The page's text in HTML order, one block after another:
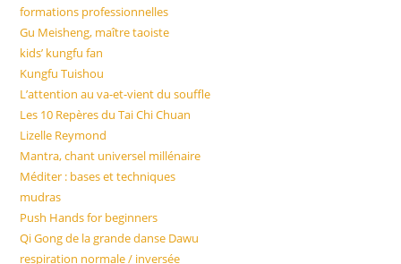
formations professionnelles
Gu Meisheng, maître taoiste
kids’ kungfu fan
Kungfu Tuishou
L’attention au va-et-vient du souffle
Les 10 Repères du Tai Chi Chuan
Lizelle Reymond
Mantra, chant universel millénaire
Méditer : bases et techniques
mudras
Push Hands for beginners
Qi Gong de la grande danse Dawu
respiration normale / inversée